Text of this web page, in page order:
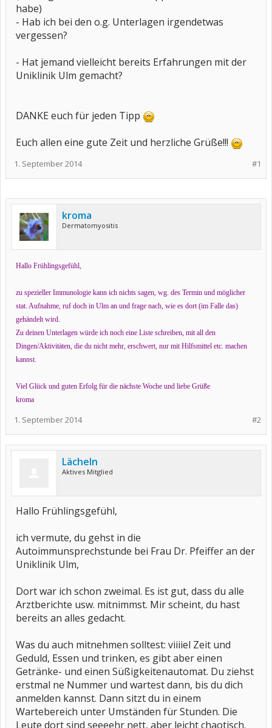
habe)
- Hab ich bei den o.g. Unterlagen irgendetwas
vergessen?
- Hat jemand vielleicht bereits Erfahrungen mit der
Uniklinik Ulm gemacht?
DANKE euch für jeden Tipp
Euch allen eine gute Zeit und herzliche Grüße!!!
#1
1. September 2014
kroma
Dermatomyositis
Hallo Frühlingsgefühl,
zu spezieller Immunologie kann ich nichts sagen, wg. des Termin und möglicher
stat. Aufnahme, ruf doch in Ulm an und frage nach, wie es dort (im Falle das)
gehändelt wird.
Zu deinen Unterlagen würde ich noch eine Liste schreiben, mit all den
Dingen/Aktivitäten, die du nicht mehr, erschwert, nur mit Hilfsmittel etc. machen
kannst.
Viel Glück und guten Erfolg für die nächste Woche und liebe Grüße
kroma
#2
1. September 2014
Lächeln
Aktives Mitglied
Hallo Frühlingsgefühl,
ich vermute, du gehst in die
Autoimmunsprechstunde bei Frau Dr. Pfeiffer an der
Uniklinik Ulm,
Dort war ich schon zweimal. Es ist gut, dass du alle
Arztberichte usw. mitnimmst. Mir scheint, du hast
bereits an alles gedacht.
Was du auch mitnehmen solltest: viiiiel Zeit und
Geduld, Essen und trinken, es gibt aber einen
Getränke- und einen Süßigkeitenautomat. Du ziehst
erstmal ne Nummer und wartest dann, bis du dich
anmelden kannst. Dann sitzt du in einem
Wartebereich unter Umständen für Stunden. Die
Leute dort sind seeeehr nett, aber leicht chaotisch.